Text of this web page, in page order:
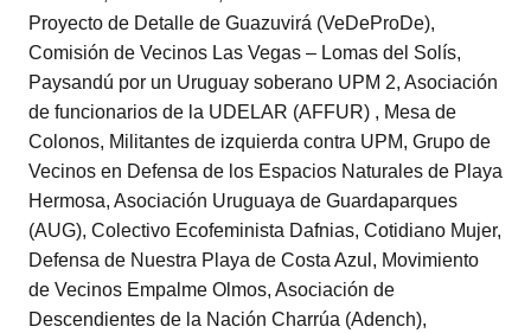
Proyecto de Detalle de Guazuvirá (VeDeProDe),
Comisión de Vecinos Las Vegas – Lomas del Solís,
Paysandú por un Uruguay soberano UPM 2, Asociación
de funcionarios de la UDELAR (AFFUR) , Mesa de
Colonos, Militantes de izquierda contra UPM, Grupo de
Vecinos en Defensa de los Espacios Naturales de Playa
Hermosa, Asociación Uruguaya de Guardaparques
(AUG), Colectivo Ecofeminista Dafnias, Cotidiano Mujer,
Defensa de Nuestra Playa de Costa Azul, Movimiento
de Vecinos Empalme Olmos, Asociación de
Descendientes de la Nación Charrúa (Adench),